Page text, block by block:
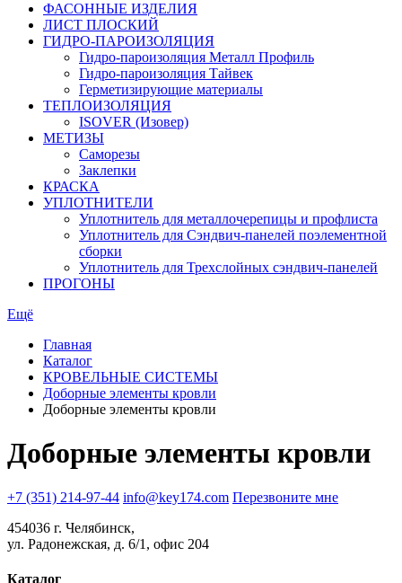
ФАСОННЫЕ ИЗДЕЛИЯ
ЛИСТ ПЛОСКИЙ
ГИДРО-ПАРОИЗОЛЯЦИЯ
Гидро-пароизоляция Металл Профиль
Гидро-пароизоляция Тайвек
Герметизирующие материалы
ТЕПЛОИЗОЛЯЦИЯ
ISOVER (Изовер)
МЕТИЗЫ
Саморезы
Заклепки
КРАСКА
УПЛОТНИТЕЛИ
Уплотнитель для металлочерепицы и профлиста
Уплотнитель для Сэндвич-панелей поэлементной
сборки
Уплотнитель для Трехслойных сэндвич-панелей
ПРОГОНЫ
Ещё
Главная
Каталог
КРОВЕЛЬНЫЕ СИСТЕМЫ
Доборные элементы кровли
Доборные элементы кровли
Доборные элементы кровли
+7 (351) 214-97-44 info@key174.com Перезвоните мне
454036 г. Челябинск,
ул. Радонежская, д. 6/1, офис 204
Каталог